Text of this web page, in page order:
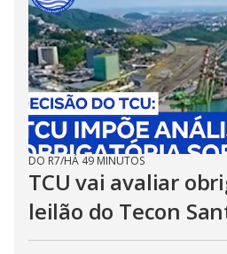
DO R7/HÁ 49 MINUTOS
TCU vai avaliar
leilão do Tecon